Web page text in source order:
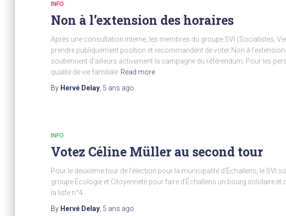
INFO
Non à l’extension des horaires
Après une consultation interne, les membres du groupe SVI (Socialistes,
prendre publiquement position et recommandent de voter Non à
soutiennent d’ailleurs activement la campagne du référendum. Pour les
qualité de vie familiale Read more
By Hervé Delay 5 ans ago
INFO
Votez Céline Müller au second tour
Pour le deuxième tour de l’élection pour la municipalité d’Échallens, le SVI
groupe Écologie et Citoyenneté pour faire d’Échallens un bourg solidaire
la liste n°4.
By Hervé Delay 5 ans ago